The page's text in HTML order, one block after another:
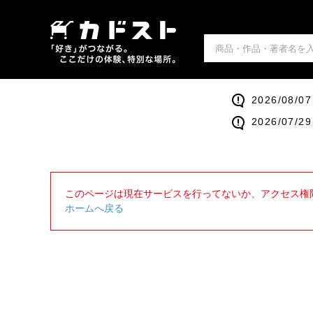
2026/08/07
2026/07/29
このページは現在サービスを行ってないか、アクセス
ホームへ戻る